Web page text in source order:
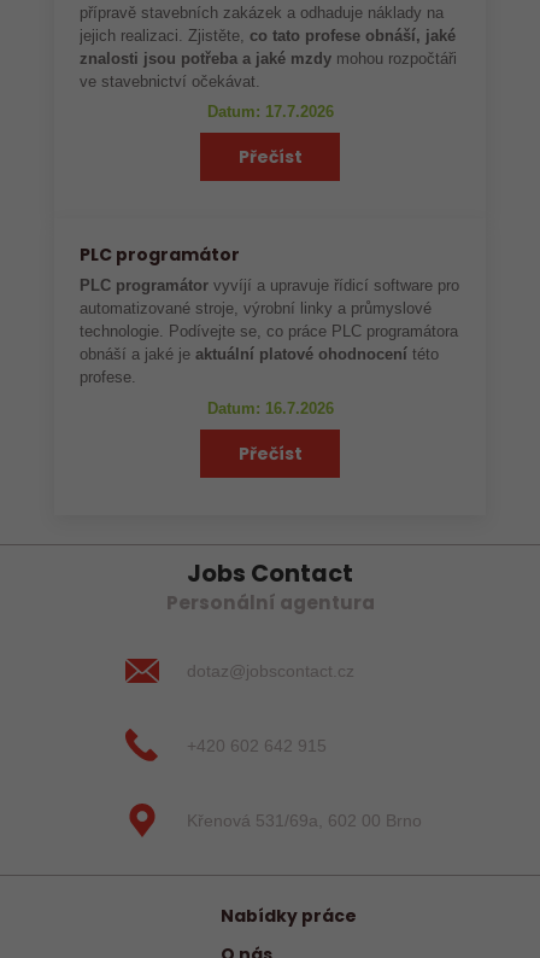
přípravě stavebních zakázek a odhaduje náklady na
jejich realizaci. Zjistěte,co tato profese obnáší, jaké
znalosti jsou potřeba a jaké mzdy mohou rozpočtáři
ve stavebnictví očekávat.
Datum: 17.7.2026
Přečíst
PLC programátor
PLC programátor vyvíjí a upravuje řídicí software pro
automatizované stroje, výrobní linky a průmyslové
technologie. Podívejte se, co práce PLC programátora
obnáší a jaké je aktuální platové ohodnocení této
profese.
Datum: 16.7.2026
Přečíst
Jobs Contact
Personální agentura
dotaz@jobscontact.cz
+420 602 642 915
Křenová 531/69a, 602 00 Brno
Nabídky práce